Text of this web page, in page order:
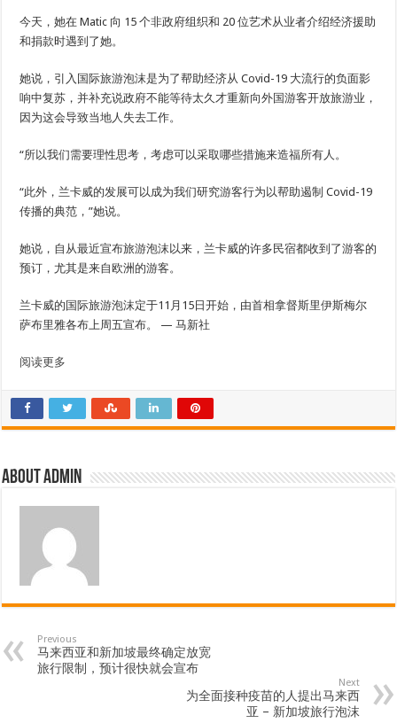
今天，她在 Matic 向 15 个非政府组织和 20 位艺术从业者介绍经济援助
和捐款时遇到了她。
她说，引入国际旅游泡沫是为了帮助经济从 Covid-19 大流行的负面影
响中复苏，并补充说政府不能等待太久才重新向外国游客开放旅游业，
因为这会导致当地人失去工作。
“所以我们需要理性思考，考虑可以采取哪些措施来造福所有人。
“此外，兰卡威的发展可以成为我们研究游客行为以帮助遏制 Covid-19
传播的典范，”她说。
她说，自从最近宣布旅游泡沫以来，兰卡威的许多民宿都收到了游客的
预订，尤其是来自欧洲的游客。
兰卡威的国际旅游泡沫定于11月15日开始，由首相拿督斯里伊斯梅尔
萨布里雅各布上周五宣布。 — 马新社
阅读更多
About admin
Previous
马来西亚和新加坡最终确定放宽
旅行限制，预计很快就会宣布
Next
为全面接种疫苗的人提出马来西
亚 – 新加坡旅行泡沫